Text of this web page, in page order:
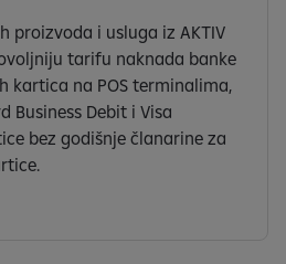
proizvoda i usluga iz AKTIV
tarifu naknada banke
kartica na POS terminalima,
Business Debit i Visa
bez godišnje članarine za